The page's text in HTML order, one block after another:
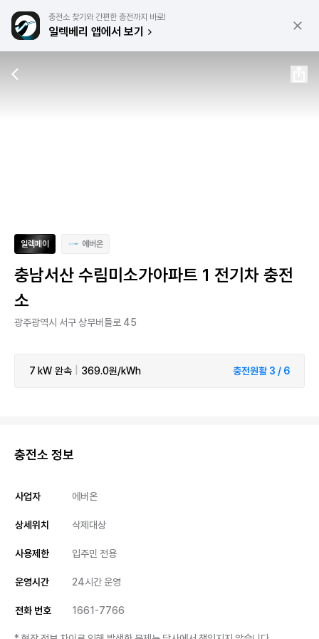
충전소 찾기와 간편한 충전까지 바로!
일렉베리 앱에서 보기
일렉페이 에버온
충남서산 수림미소가아파트 1 전기차 충전
소
광주광역시 서구 상무버들로 45
7 kW 완속 369.0원/kWh 충전원활 3 / 6
충전소 정보
사업자 에버온
상세위치 삭제대상
사용제한 입주민 전용
운영시간 24시간 운영
전화 번호 1661-7766